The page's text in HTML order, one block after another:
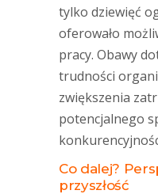
tylko dziewięć
oferowało
pracy. Obawy
trudności
zwiększenia
potencjalnego
Co dalej?
przyszłość